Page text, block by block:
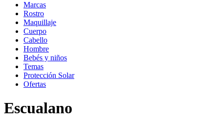
Marcas
Rostro
Maquillaje
Cuerpo
Cabello
Hombre
Bebés y niños
Temas
Protección Solar
Ofertas
Escualano